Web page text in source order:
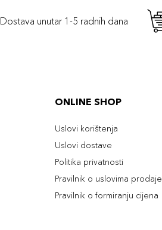
Dostava unutar 1-5 radnih dana
ONLINE SHOP
Uslovi korištenja
Uslovi dostave
Politika privatnosti
Pravilnik o uslovima prodaje
Pravilnik o formiranju cijena